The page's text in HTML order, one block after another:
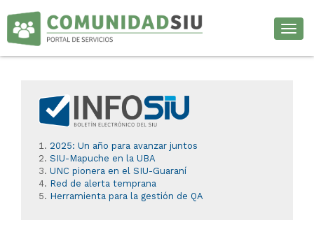
2025: Un año para avanzar juntos
SIU-Mapuche en la UBA
UNC pionera en el SIU-Guaraní
Red de alerta temprana
Herramienta para la gestión de QA